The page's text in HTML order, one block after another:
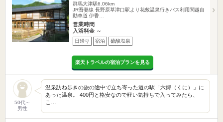
群馬大津駅6.06km
JR吾妻線 長野原草津口駅より花敷温泉行きバス利用関越自
動車道 伊香…
営業時間
入浴料金 ～
日帰り 宿泊 硫酸塩泉
楽天トラベルの宿泊プランを見る
50代～
男性
温泉訪ね歩きの旅の途中で立ち寄った道の駅「六郷（くに）」に
あった温泉。 400円と格安なので軽い気持ちで入ってみたら、
こ…